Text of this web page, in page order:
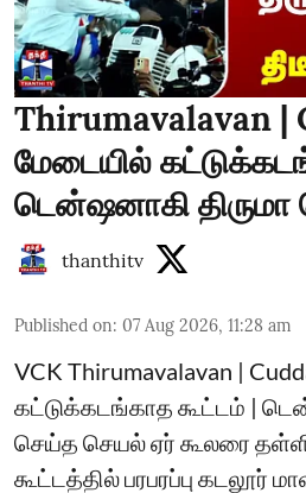
Thirumavalavan |
மேடையில்
டென்ஷனாகி
thanthitv
Published on: 07 Aug 2026, 11:28 am
VCK Thirumavalavan |
கட்டுக்கடங்காத கூட்டம் |
செய்த செயல் ஏர் கூலரை
கூட்டத்தில் பரபரப்பு கடலூர்